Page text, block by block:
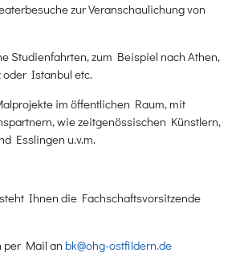
zur Veranschaulichung von
Studienfahrten, zum Beispiel nach Athen,
oder Istanbul etc.
im öffentlichen Raum, mit
wie zeitgenössischen Künstlern,
Esslingen u.v.m.
Ihnen die Fachschaftsvorsitzende
per Mail an bk@ohg-ostfildern.de